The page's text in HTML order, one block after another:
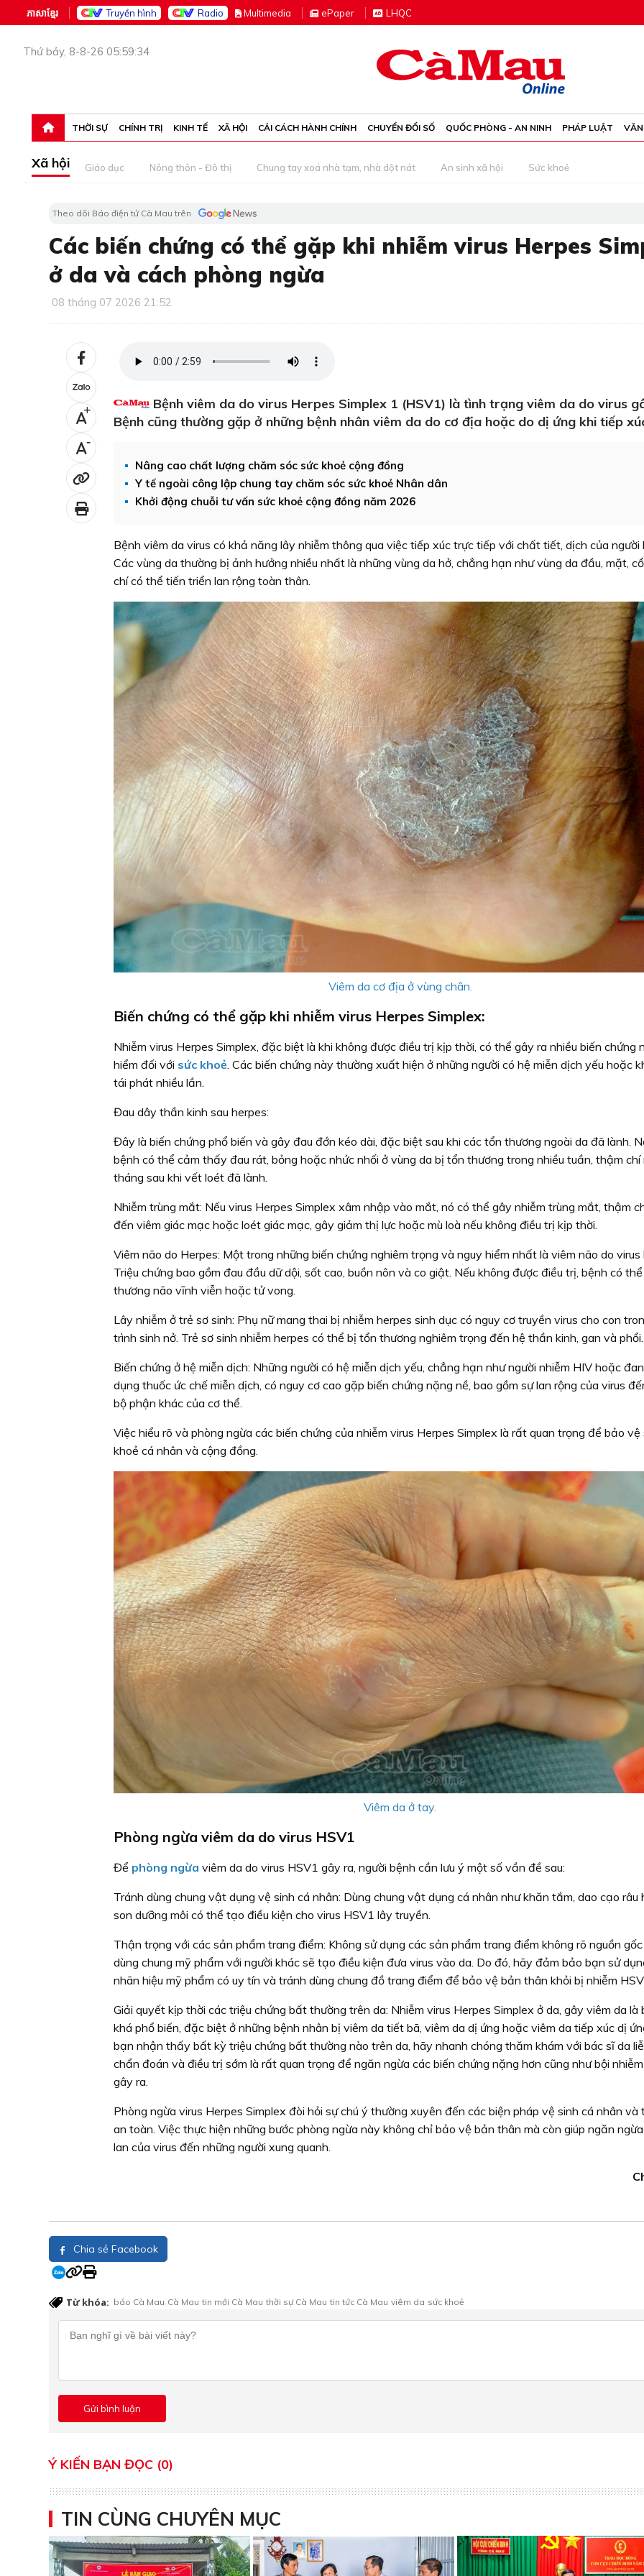
ភាសាខ្មែរ Truyền hình Radio Multimedia ePaper LHQC
Thứ bảy, 8-8-26 05:59:34
THỜI SỰ CHÍNH TRỊ KINH TẾ XÃ HỘI CẢI CÁCH HÀNH CHÍNH CHUYỂN ĐỔI SỐ QUỐC PHÒNG - AN NINH PHÁP LUẬT
Xã hội Giáo dục Nông thôn - Đô thị Chung tay xoá nhà tạm, nhà dột nát An sinh xã hội Sức khoẻ
Theo dõi Báo điện tử Cà Mau trên
Các biến chứng có thể gặp khi nhiễm virus Herpes
ở da và cách phòng ngừa
08 tháng 07 2026 21:52
+
-
Bệnh viêm da do virus Herpes Simplex 1 (HSV1) là tình trạng viêm da do virus
Bệnh cũng thường gặp ở những bệnh nhân viêm da do cơ địa hoặc do dị ứng khi tiếp
Nâng cao chất lượng chăm sóc sức khoẻ cộng đồng
Y tế ngoài công lập chung tay chăm sóc sức khoẻ Nhân dân
Khởi động chuỗi tư vấn sức khoẻ cộng đồng năm 2026
Bệnh viêm da virus có khả năng lây nhiễm thông qua việc tiếp xúc trực tiếp với chất tiết, dịch của người
Các vùng da thường bị ảnh hưởng nhiều nhất là những vùng da hở, chẳng hạn như vùng da đầu, mặt,
chí có thể tiến triển lan rộng toàn thân.
Viêm da cơ địa ở vùng chân.
Biến chứng có thể gặp khi nhiễm virus Herpes Simplex:
Nhiễm virus Herpes Simplex, đặc biệt là khi không được điều trị kịp thời, có thể gây ra nhiều biến chứng
hiểm đối với sức khoẻ . Các biến chứng này thường xuất hiện ở những người có hệ miễn dịch yếu hoặc
tái phát nhiều lần.
Đau dây thần kinh sau herpes:
Đây là biến chứng phổ biến và gây đau đớn kéo dài, đặc biệt sau khi các tổn thương ngoài da đã lành.
bệnh có thể cảm thấy đau rát, bỏng hoặc nhức nhối ở vùng da bị tổn thương trong nhiều tuần, thậm chí
tháng sau khi vết loét đã lành.
Nhiễm trùng mắt: Nếu virus Herpes Simplex xâm nhập vào mắt, nó có thể gây nhiễm trùng mắt, thậm
đến viêm giác mạc hoặc loét giác mạc, gây giảm thị lực hoặc mù loà nếu không điều trị kịp thời.
Viêm não do Herpes: Một trong những biến chứng nghiêm trọng và nguy hiểm nhất là viêm não do virus
Triệu chứng bao gồm đau đầu dữ dội, sốt cao, buồn nôn và co giật. Nếu không được điều trị, bệnh có
thương não vĩnh viễn hoặc tử vong.
Lây nhiễm ở trẻ sơ sinh: Phụ nữ mang thai bị nhiễm herpes sinh dục có nguy cơ truyền virus cho con
trình sinh nở. Trẻ sơ sinh nhiễm herpes có thể bị tổn thương nghiêm trọng đến hệ thần kinh, gan và phổi.
Biến chứng ở hệ miễn dịch: Những người có hệ miễn dịch yếu, chẳng hạn như người nhiễm HIV hoặc
dụng thuốc ức chế miễn dịch, có nguy cơ cao gặp biến chứng nặng nề, bao gồm sự lan rộng của virus
bộ phận khác của cơ thể.
Việc hiểu rõ và phòng ngừa các biến chứng của nhiễm virus Herpes Simplex là rất quan trọng để bảo vệ
khoẻ cá nhân và cộng đồng.
Viêm da ở tay.
Phòng ngừa viêm da do virus HSV1
Để phòng ngừa viêm da do virus HSV1 gây ra, người bệnh cần lưu ý một số vần đề sau:
Tránh dùng chung vật dụng vệ sinh cá nhân: Dùng chung vật dụng cá nhân như khăn tắm, dao cạo râu
son dưỡng môi có thể tạo điều kiện cho virus HSV1 lây truyền.
Thận trọng với các sản phẩm trang điểm: Không sử dụng các sản phẩm trang điểm không rõ nguồn
dùng chung mỹ phẩm với người khác sẽ tạo điều kiện đưa virus vào da. Do đó, hãy đảm bảo bạn sử
nhãn hiệu mỹ phẩm có uy tín và tránh dùng chung đồ trang điểm để bảo vệ bản thân khỏi bị nhiễm
Giải quyết kịp thời các triệu chứng bất thường trên da: Nhiễm virus Herpes Simplex ở da, gây viêm da là
khá phổ biến, đặc biệt ở những bệnh nhân bị viêm da tiết bã, viêm da dị ứng hoặc viêm da tiếp xúc dị
bạn nhận thấy bất kỳ triệu chứng bất thường nào trên da, hãy nhanh chóng thăm khám với bác sĩ da
chẩn đoán và điều trị sớm là rất quan trọng để ngăn ngừa các biến chứng nặng hơn cũng như bội
gây ra.
Phòng ngừa virus Herpes Simplex đòi hỏi sự chú ý thường xuyên đến các biện pháp vệ sinh cá nhân và
an toàn. Việc thực hiện những bước phòng ngừa này không chỉ bảo vệ bản thân mà còn giúp ngăn
lan của virus đến những người xung quanh.
Chia sẻ Facebook
Từ khóa: báo Cà Mau Cà Mau tin mới Cà Mau thời sự Cà Mau tin tức Cà Mau viêm da sức khoẻ
Ý KIẾN BẠN ĐỌC (0)
TIN CÙNG CHUYÊN MỤC